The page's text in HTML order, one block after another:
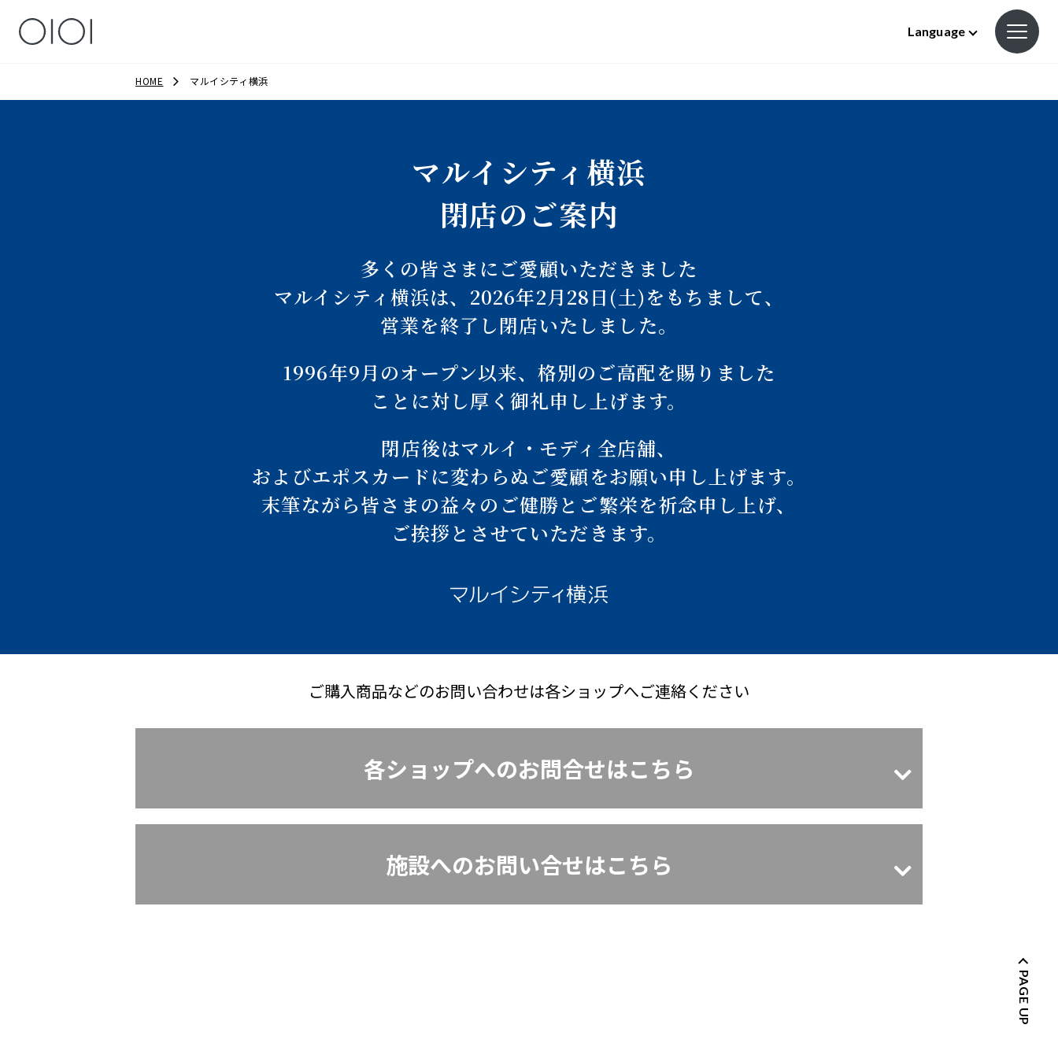
Language
HOME マルイシティ横浜
マルイシティ横浜
閉店のご案内
多くの皆さまにご愛顧いただきました
マルイシティ横浜は、 2026年2月28日(土)をもちまして、
営業を終了し閉店いたしました。
1996年9月のオープン以来、格別のご高配を賜りました
ことに対し厚く御礼申し上げます。
閉店後はマルイ・モディ全店舗、
およびエポスカードに変わらぬご愛顧をお願い申し上げます。
末筆ながら皆さまの益々のご健勝とご繁栄を祈念申し上げ、
ご挨拶とさせていただきます。
ご購入商品などのお問い合わせは各ショップへご連絡ください
各ショップへのお問合せはこちら
施設へのお問い合せはこちら
PAGE UP